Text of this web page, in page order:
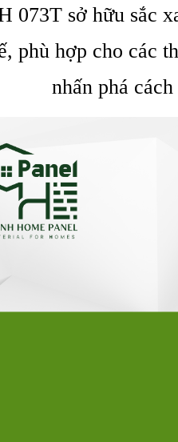
073T sở hữu sắc
phù hợp cho các
nhấn phá